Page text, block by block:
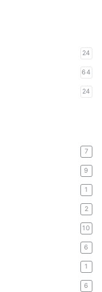
24
64
24
7
9
1
2
10
6
1
6